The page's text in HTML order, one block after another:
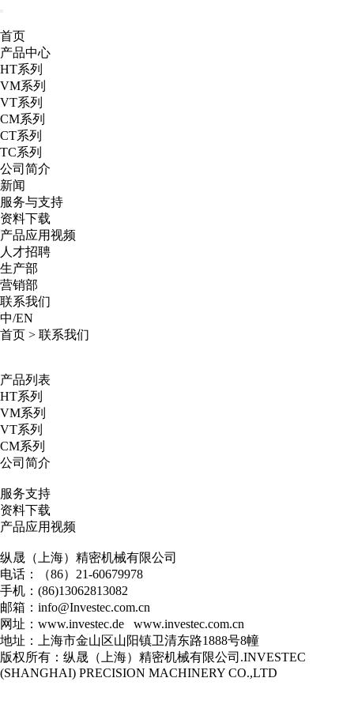
首页
产品中心
HT系列
VM系列
VT系列
CM系列
CT系列
TC系列
公司简介
新闻
服务与支持
资料下载
产品应用视频
人才招聘
生产部
营销部
联系我们
中/EN
首页 > 联系我们
产品列表
HT系列
VM系列
VT系列
CM系列
公司简介
服务支持
资料下载
产品应用视频
纵晟（上海）精密机械有限公司
电话：（86）21-60679978
手机：(86)13062813082
邮箱： info@Investec.com.cn
网址：www.investec.de www.investec.com.cn
地址：上海市金山区山阳镇卫清东路1888号8幢
版权所有：纵晟（上海）精密机械有限公司.INVESTEC
(SHANGHAI) PRECISION MACHINERY CO.,LTD